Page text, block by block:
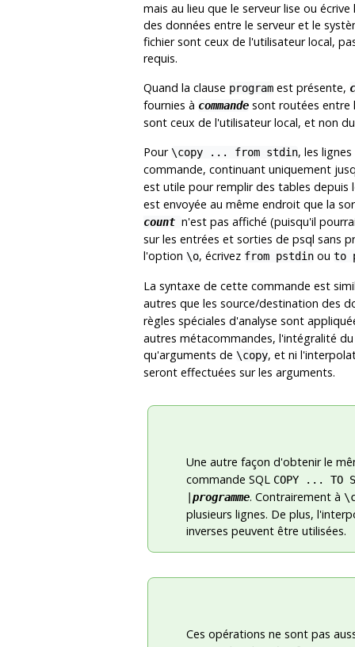
mais au lieu que le serveur lise ou
des données entre le serveur et le
fichier sont ceux de l'utilisateur local,
requis.
Quand la clause programest présente,
fournies à commandesont routées entre
sont ceux de l'utilisateur local, et non
Pour\copy ... from stdin, les
commande, continuant uniquement
est utile pour remplir des tables depuis
est envoyée au même endroit que la
count n'est pas affiché (puisqu'il
sur les entrées et sorties de psql sans
l'option \o, écrivez from pstdinou to
La syntaxe de cette commande est
autres que les source/destination des
règles spéciales d'analyse sont
autres métacommandes, l'intégralité
qu'arguments de \copy, et ni
seront effectuées sur les arguments.
Une autre façon d'obtenir le
commande SQL COPY ... TO
programme. Contrairement à
plusieurs lignes. De plus,
inverses peuvent être utilisées.
Ces opérations ne sont pas